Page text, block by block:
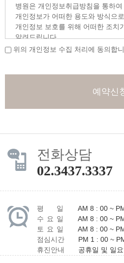
병원은 개인정보취급방침을 통하
개인정보가 어떠한 용도와 방식으
개인정보 보호를 위해 어떠한 조치
알려드립니다.
과정에서 다음 정보들이 자동으로
ο 수집항목
■ 개인정보의 수집 및 이용목적
병원은 수집한 개인정보를 다음의
이외로는 사용되지 않으며 이용 목
작성자명, 핸드폰번호 : 서비스 이
게시판 내 게시글 등록 및 확인(수
SMS 서비스 수신 : 고지사항 전달,
의사소통 경로의 확보, 상담 답변 및
위의 개인정보 수집 처리에 동의합
예약신
전화상담
02.3437.3337
평 일
AM 8 : 00 ~
수 요 일
AM 8 : 00 ~
토 요 일
AM 8 : 00 ~
점심시간
PM 1 : 00 ~
휴진안내
공휴일 및 일